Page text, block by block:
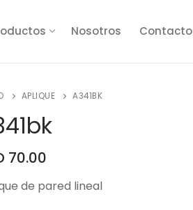
Nosotros Contacto
APLIQUE A341BK
70.00
de pared lineal